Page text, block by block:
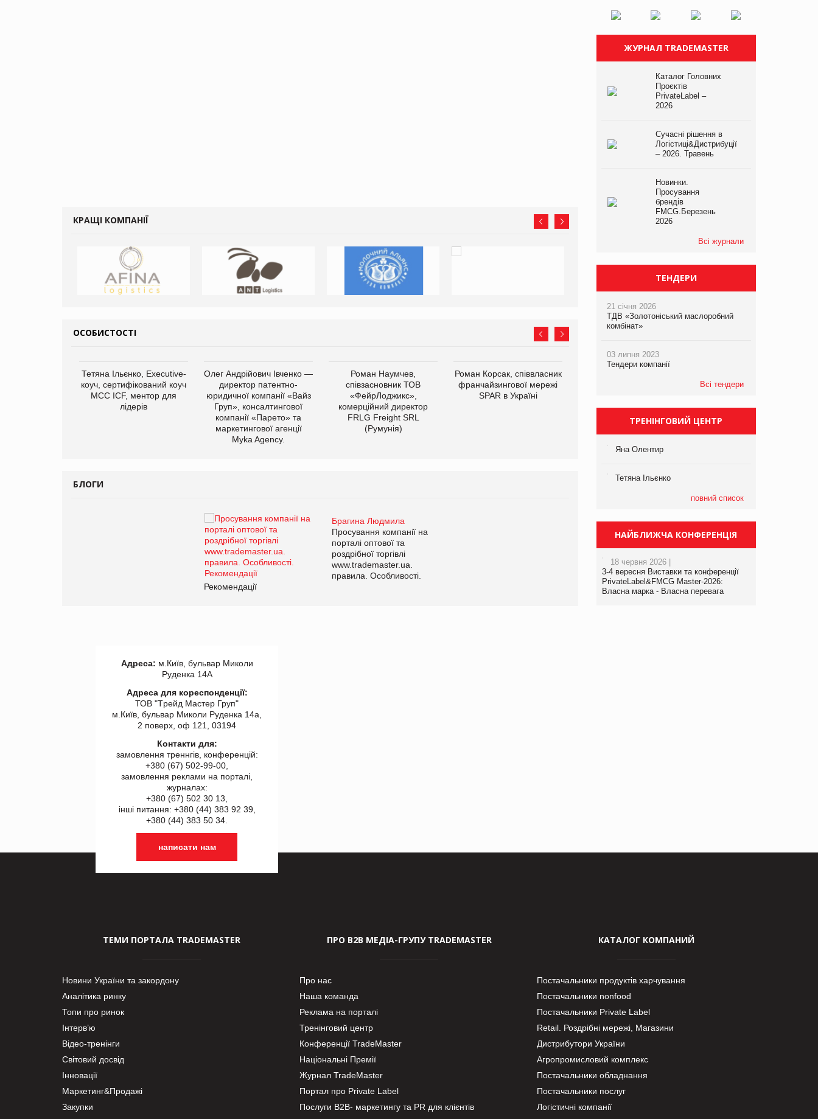
КРАЩІ КОМПАНІЇ
ОСОБИСТОСТІ
Тетяна Ільєнко, Executive-
коуч, сертифікований коуч
МСС ICF, ментор для
лідерів
Олег Андрійович Івченко —
директор патентно-
юридичної компанії «Вайз
Груп», консалтингової
компанії «Парето» та
маркетингової агенції
Myka Agency.
Роман Наумчев,
співзасновник ТОВ
«ФейрЛоджикс»,
комерційний директор
FRLG Freight SRL
(Румунія)
Роман Корсак, співвласник
франчайзингової мережі
SPAR в Україні
виробництва
компанії «УкраМарин»
БЛОГИ
Брагина Людмила
Просування компанії на
порталі оптової та
роздрібної торгівлі
www.trademaster.ua.
правила. Особливості.
Рекомендації
Брагина Людмила
Просування компанії на
www.trademaster.ua.
правила. Особливості.
ЖУРНАЛ TRADEMASTER
Каталог Головних
Проєктів
PrivateLabel –
2026
Сучасні рішення в
Логістиці&Дистрибуції
– 2026. Травень
Новинки.
Просування
брендів
FMCG.Березень
2026
Всі журнали
ТЕНДЕРИ
21 січня 2026
ТДВ «Золотоніський маслоробний
комбінат»
03 липня 2023
Тендери компанії
Всі тендери
ТРЕНІНГОВИЙ ЦЕНТР
Яна Олентир
Тетяна Ільєнко
повний список
НАЙБЛИЖЧА КОНФЕРЕНЦІЯ
18 червня 2026 |
3-4 вересня Виставки та конференції
PrivateLabel&FMCG Master-2026:
Власна марка - Власна перевага
Адреса: м.Київ, бульвар Миколи
Руденка 14А
Адреса для кореспонденції:
ТОВ "Tрейд Мастер Груп"
м.Київ, бульвар Миколи Руденка 14а,
2 поверх, оф 121, 03194
Контакти для:
замовлення треннгів, конференцій:
+380 (67) 502-99-00,
замовлення реклами на порталі,
журналах:
+380 (67) 502 30 13,
інші питання: +380 (44) 383 92 39,
+380 (44) 383 50 34.
написати нам
ТЕМИ ПОРТАЛА TRADEMASTER
Новини України та закордону
Аналітика ринку
Топи про ринок
Інтерв’ю
Відео-тренінги
Світовий досвід
Інновації
Маркетинг&Продажі
Закупки
ПРО В2В МЕДІА-ГРУПУ TRADEMASTER
Про нас
Наша команда
Реклама на порталі
Тренінговий центр
Конференції TradeMaster
Національні Премії
Журнал TradeMaster
Портал про Private Label
Послуги В2В- маркетингу та PR для клієнтів
КАТАЛОГ КОМПАНИЙ
Постачальники продуктів харчування
Постачальники nonfood
Постачальники Private Label
Retail. Роздрібні мережі, Магазини
Дистрибутори України
Агропромисловий комплекс
Постачальники обладнання
Постачальники послуг
Логістичні компанії